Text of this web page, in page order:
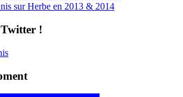
sur Herbe en 2013 & 2014
Twitter !